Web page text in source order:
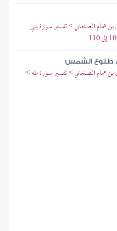
بن همام الصنعاني > تفسير سورة بني
طلوع الشمس
بن همام الصنعاني > تفسير سورة طه >